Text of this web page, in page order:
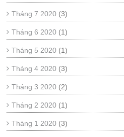
Tháng 7 2020 (3)
Tháng 6 2020 (1)
Tháng 5 2020 (1)
Tháng 4 2020 (3)
Tháng 3 2020 (2)
Tháng 2 2020 (1)
Tháng 1 2020 (3)